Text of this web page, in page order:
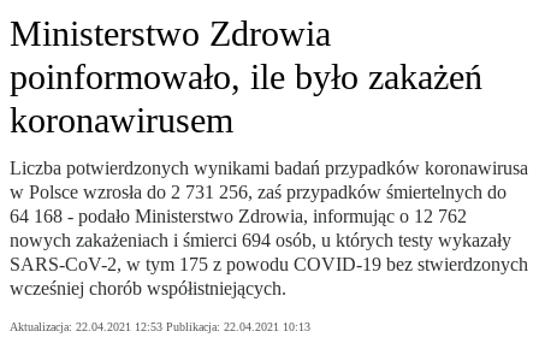
Ministerstwo Zdrowia
poinformowało, ile było zakażeń
koronawirusem
Liczba potwierdzonych wynikami badań przypadków koronawirusa
w Polsce wzrosła do 2 731 256, zaś przypadków śmiertelnych do
64 168 - podało Ministerstwo Zdrowia, informując o 12 762
nowych zakażeniach i śmierci 694 osób, u których testy wykazały
SARS-CoV-2, w tym 175 z powodu COVID-19 bez stwierdzonych
wcześniej chorób współistniejących.
Aktualizacja: 22.04.2021 12:53 Publikacja: 22.04.2021 10:13